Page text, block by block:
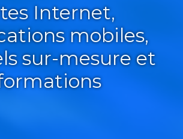
Internet,
mobiles,
sur-mesure et